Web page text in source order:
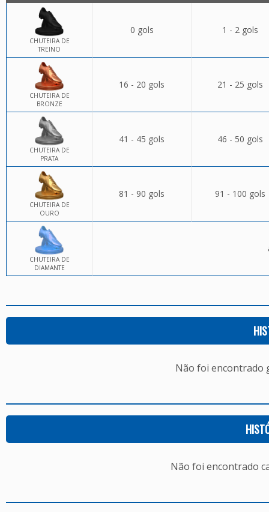
CHUTEIRA DE
TREINO
0 gols 1 - 2 gols
CHUTEIRA DE
BRONZE
16 - 20 gols 21 - 25 gols
CHUTEIRA DE
PRATA
41 - 45 gols 46 - 50 gols
CHUTEIRA DE
OURO
81 - 90 gols 91 - 100 gols
CHUTEIRA DE
DIAMANTE
Não foi encontrado
Não foi encontrado